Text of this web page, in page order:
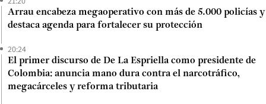
Arrau encabeza megaoperativo con más de 5.000 policías y
destaca agenda para fortalecer su protección
20:24
El primer discurso de De La Espriella como presidente de
Colombia: anuncia mano dura contra el narcotráfico,
megacárceles y reforma tributaria